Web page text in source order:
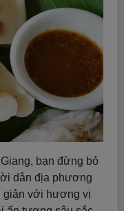
bạn đừng bỏ
dân địa phương
giản với hương vị